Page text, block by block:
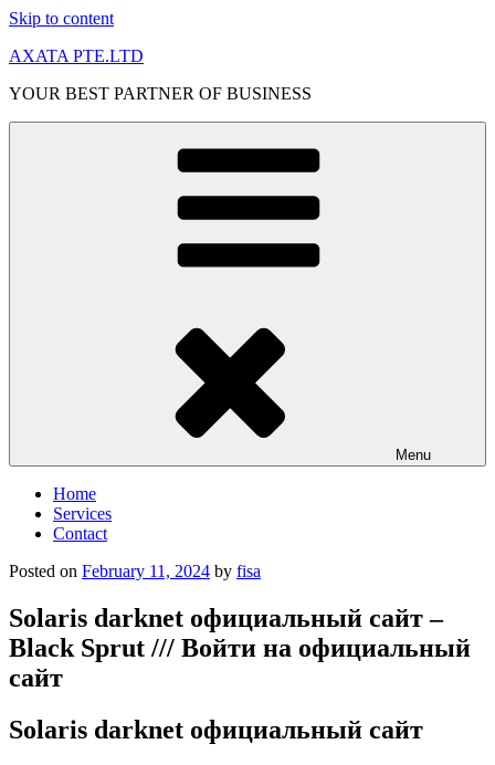
Skip to content
AXATA PTE.LTD
YOUR BEST PARTNER OF BUSINESS
Menu
Home
Services
Contact
Posted on February 11, 2024 by fisa
Solaris darknet официальный сайт –
Black Sprut /// Войти на официальный
сайт
Solaris darknet официальный сайт